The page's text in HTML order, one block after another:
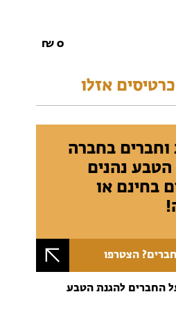
0
₪
אזלו
וחברים בחברה
הטבע נהנים
בחינם או
הצטרפו
החברים להגנת הטבע